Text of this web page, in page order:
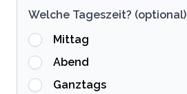
Welche Tageszeit? (optional)
Mittag
Abend
Ganztags